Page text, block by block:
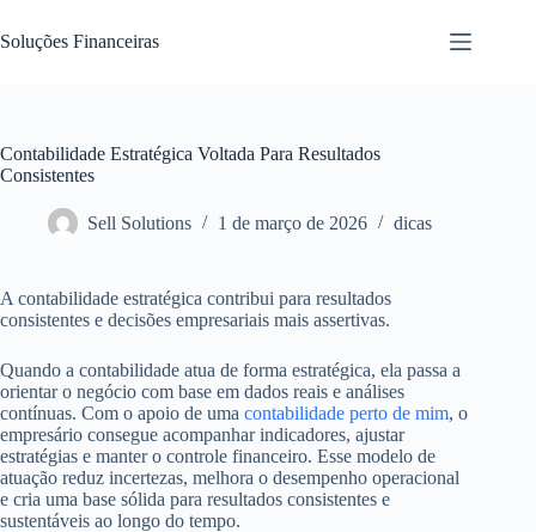
para
o
Soluções Financeiras
Contabilidade Estratégica Voltada Para Resultados
Consistentes
Sell Solutions 1 de março de 2026 dicas
A contabilidade estratégica contribui para resultados
consistentes e decisões empresariais mais assertivas.
Quando a contabilidade atua de forma estratégica, ela passa a
orientar o negócio com base em dados reais e análises
contínuas. Com o apoio de uma contabilidade perto de mim, o
empresário consegue acompanhar indicadores, ajustar
estratégias e manter o controle financeiro. Esse modelo de
atuação reduz incertezas, melhora o desempenho operacional
e cria uma base sólida para resultados consistentes e
sustentáveis ao longo do tempo.